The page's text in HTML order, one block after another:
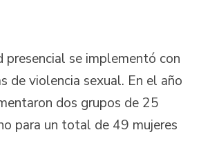
presencial se implementó con
de violencia sexual. En el año
dos grupos de 25
para un total de 49 mujeres